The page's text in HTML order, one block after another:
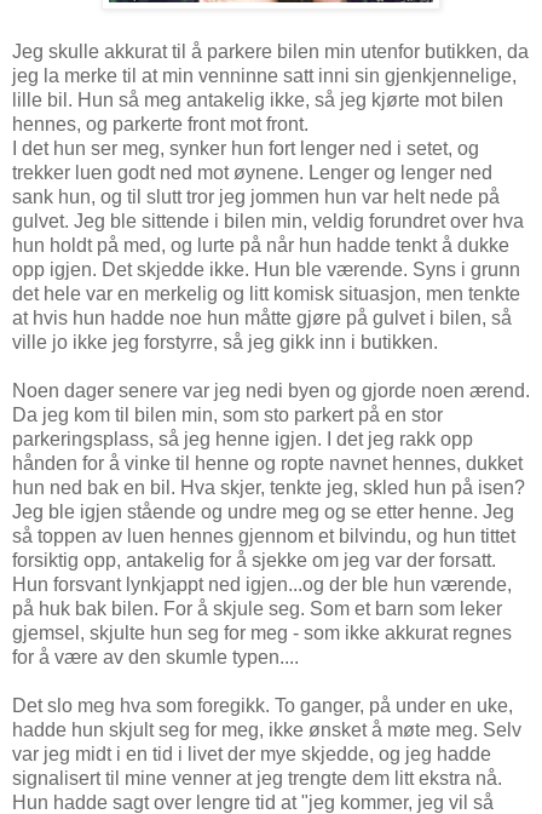
Jeg skulle akkurat til å parkere bilen min utenfor butikken, da
jeg la merke til at min venninne satt inni sin gjenkjennelige,
lille bil. Hun så meg antakelig ikke, så jeg kjørte mot bilen
hennes, og parkerte front mot front.
I det hun ser meg, synker hun fort lenger ned i setet, og
trekker luen godt ned mot øynene. Lenger og lenger ned
sank hun, og til slutt tror jeg jommen hun var helt nede på
gulvet. Jeg ble sittende i bilen min, veldig forundret over hva
hun holdt på med, og lurte på når hun hadde tenkt å dukke
opp igjen. Det skjedde ikke. Hun ble værende. Syns i grunn
det hele var en merkelig og litt komisk situasjon, men tenkte
at hvis hun hadde noe hun måtte gjøre på gulvet i bilen, så
ville jo ikke jeg forstyrre, så jeg gikk inn i butikken.
Noen dager senere var jeg nedi byen og gjorde noen ærend.
Da jeg kom til bilen min, som sto parkert på en stor
parkeringsplass, så jeg henne igjen. I det jeg rakk opp
hånden for å vinke til henne og ropte navnet hennes, dukket
hun ned bak en bil. Hva skjer, tenkte jeg, skled hun på isen?
Jeg ble igjen stående og undre meg og se etter henne. Jeg
så toppen av luen hennes gjennom et bilvindu, og hun tittet
forsiktig opp, antakelig for å sjekke om jeg var der forsatt.
Hun forsvant lynkjappt ned igjen...og der ble hun værende,
på huk bak bilen. For å skjule seg. Som et barn som leker
gjemsel, skjulte hun seg for meg - som ikke akkurat regnes
for å være av den skumle typen....
Det slo meg hva som foregikk. To ganger, på under en uke,
hadde hun skjult seg for meg, ikke ønsket å møte meg. Selv
var jeg midt i en tid i livet der mye skjedde, og jeg hadde
signalisert til mine venner at jeg trengte dem litt ekstra nå.
Hun hadde sagt over lengre tid at "jeg kommer, jeg vil så